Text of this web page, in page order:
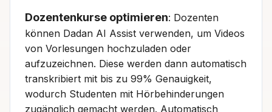
Dozentenkurse optimieren: Dozenten
können Dadan AI Assist verwenden, um Videos
von Vorlesungen hochzuladen oder
aufzuzeichnen. Diese werden dann automatisch
transkribiert mit bis zu 99% Genauigkeit,
wodurch Studenten mit Hörbehinderungen
zugänglich gemacht werden. Automatisch